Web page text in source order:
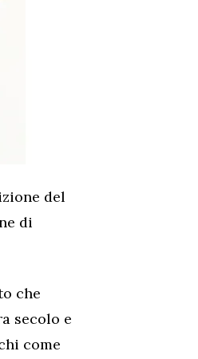
del
di
che
secolo e
come